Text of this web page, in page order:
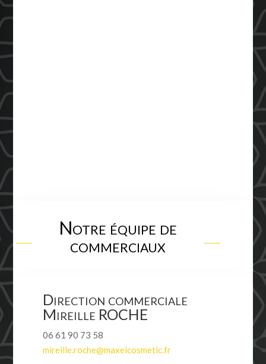
Notre équipe de
commerciaux
Direction commerciale
Mireille ROCHE
06 61 90 73 58
mireille.roche@maxelcosmetic.fr